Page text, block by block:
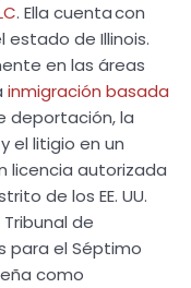
. Ella cuenta con
estado de Illinois.
en las áreas
inmigración basada
deportación, la
el litigio en un
licencia autorizada
de los EE. UU.
de
para el Séptimo
como